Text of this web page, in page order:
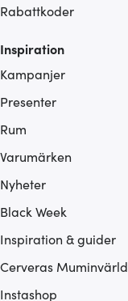
Rabattkoder
Inspiration
Kampanjer
Presenter
Rum
Varumärken
Nyheter
Black Week
Inspiration & guider
Cerveras Muminvärld
Instashop